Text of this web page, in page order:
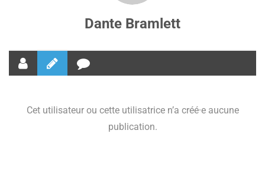
Dante Bramlett
Cet utilisateur ou cette utilisatrice n’a créé·e aucune
publication.